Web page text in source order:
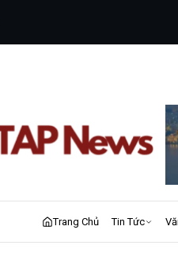
Trang Chủ Tin Tức